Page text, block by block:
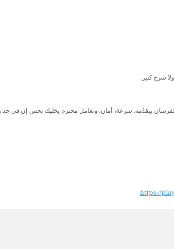
شرح كتير.
بيقدّمه. سرعة، أمان، وتعامل محترم يخليك تحس إن في
https://